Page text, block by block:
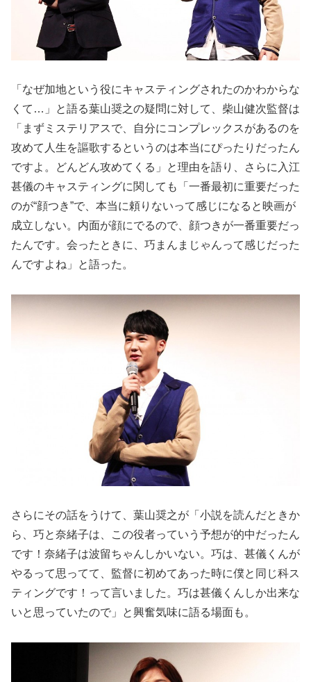
「なぜ加地という役にキャスティングされたのかわからな
くて…」と語る葉山奨之の疑問に対して、柴山健次監督は
「まずミステリアスで、自分にコンプレックスがあるのを
攻めて人生を謳歌するというのは本当にぴったりだったん
ですよ。どんどん攻めてくる」と理由を語り、さらに入江
甚儀のキャスティングに関しても「一番最初に重要だった
のが“顔つき”で、本当に頼りないって感じになると映画が
成立しない。内面が顔にでるので、顔つきが一番重要だっ
たんです。会ったときに、巧まんまじゃんって感じだった
んですよね」と語った。
さらにその話をうけて、葉山奨之が「小説を読んだときか
ら、巧と奈緒子は、この役者っていう予想が的中だったん
です！奈緒子は波留ちゃんしかいない。巧は、甚儀くんが
やるって思ってて、監督に初めてあった時に僕と同じ科ス
ティングです！って言いました。巧は甚儀くんしか出来な
いと思っていたので」と興奮気味に語る場面も。